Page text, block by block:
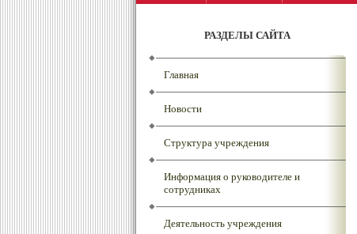
РАЗДЕЛЫ САЙТА
Главная
Новости
Структура учреждения
Информация о руководителе и
сотрудниках
Деятельность учреждения